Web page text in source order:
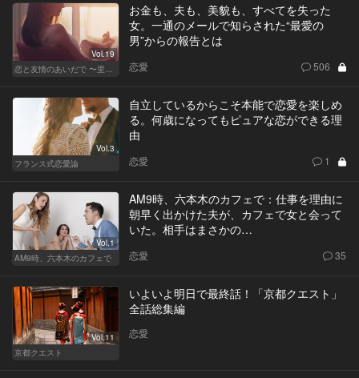
Vol.19
お金も、夫も、美貌も、すべてを失った
女。一通のメールで知らされた“最愛の
男”からの報告とは
恋愛 506
Vol.3
フランス式恋愛論
自立しているからこそ本能で恋愛を楽しめ
る。何歳になってもピュアな恋ができる理
由
恋愛 1
Vol.1
AM9時、六本木のカフェで
AM9時、六本木のカフェで：仕事を理由に
朝早く出かけた夫が、カフェで女と会って
いた。相手はまさかの…
恋愛 35
Vol.11
京都クエスト
いよいよ明日で最終話！「京都クエスト」
全話総集編
恋愛